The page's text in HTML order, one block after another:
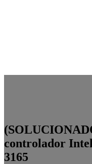
controlador
3165